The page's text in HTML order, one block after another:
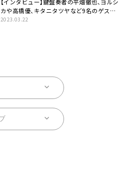
カや高橋優、キタニタツヤなど9名のゲスト
を迎えた初アルバムに音楽人生の総括「自分
2023.03.22